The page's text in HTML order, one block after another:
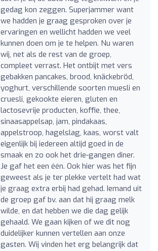
gedag kon zeggen. Superjammer want
we hadden je graag gesproken over je
ervaringen en wellicht hadden we veel
kunnen doen om je te helpen. Nu waren
wij, net als de rest van de groep,
compleet verrast. Het ontbijt met vers
gebakken pancakes, brood, knäckebröd,
yoghurt, verschillende soorten muesli en
cruesli, gekookte eieren, gluten en
lactosevrije producten, koffie, thee,
sinaasappelsap, jam, pindakaas,
appelstroop, hagelslag, kaas, worst valt
eigenlijk bij iedereen altijd goed in de
smaak en zo ook het drie-gangen diner.
Je gaf het een één. Ook hier was het fijn
geweest als je ter plekke vertelt had wat
je graag extra erbij had gehad. Iemand uit
de groep gaf bv. aan dat hij graag melk
wilde, en dat hebben we die dag gelijk
gehaald. We gaan kijken of we dit nog
duidelijker kunnen vertellen aan onze
gasten. Wij vinden het erg belangrijk dat